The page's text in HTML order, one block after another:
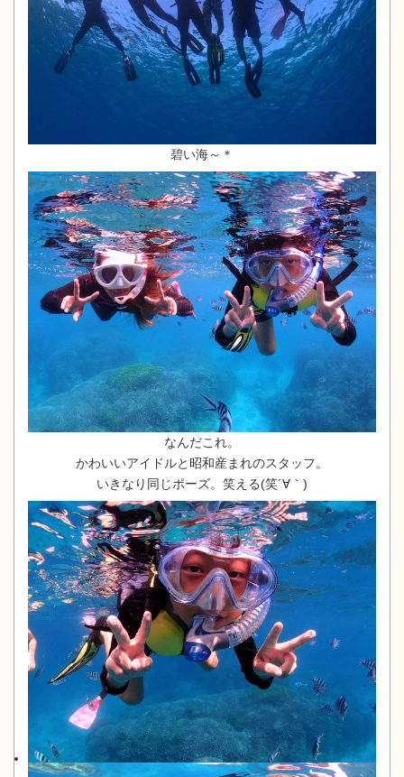
碧い海～＊
なんだこれ。
かわいいアイドルと昭和産まれのスタッフ。
いきなり同じポーズ。笑える(笑´∀｀)